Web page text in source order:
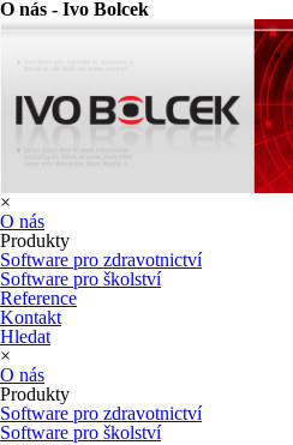
O nás - Ivo Bolcek
×
O nás
Produkty
Software pro zdravotnictví
Software pro školství
Reference
Kontakt
Hledat
×
O nás
Produkty
Software pro zdravotnictví
Software pro školství